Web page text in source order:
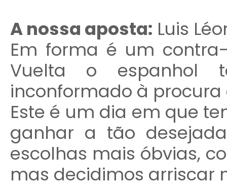
A nossa aposta: Luis
Em forma é um
Vuelta o espanhol
inconformado à
Este é um dia em que
ganhar a tão
escolhas mais óbvias,
mas decidimos arriscar